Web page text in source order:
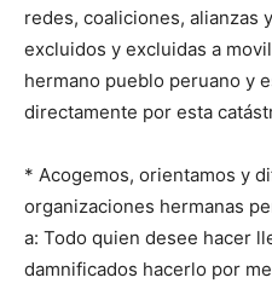
redes, coaliciones, alianzas
excluidos y excluidas a
hermano pueblo peruano y
directamente por esta
* Acogemos, orientamos y
organizaciones hermanas
a: Todo quien desee hacer
damnificados hacerlo por